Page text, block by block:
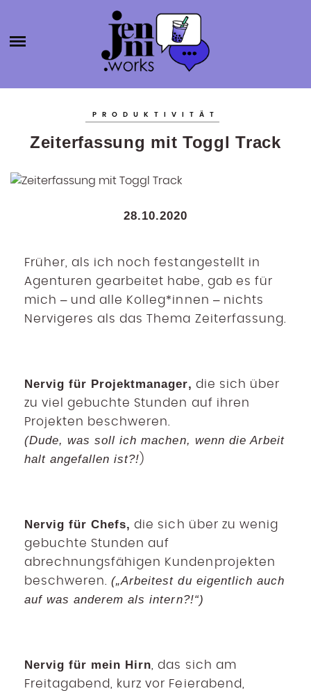
JENNI.W
ORKS
SELBSTSTÄNDIGKEIT
PRODUKTIVITÄT
BLOGROLL
PRODUKTIVITÄT
Zeiterfassung mit Toggl Track
28.10.2020
Früher, als ich noch festangestellt in
Agenturen gearbeitet habe, gab es für
mich – und alle Kolleg*innen – nichts
Nervigeres als das Thema Zeiterfassung.
Nervig für Projektmanager, die sich über
zu viel gebuchte Stunden auf ihren
Projekten beschweren.
(Dude, was soll ich machen, wenn die Arbeit
halt angefallen ist?! )
Nervig für Chefs, die sich über zu wenig
gebuchte Stunden auf
abrechnungsfähigen Kundenprojekten
beschweren.(„Arbeitest du eigentlich auch
auf was anderem als intern?!“)
Nervig für mein Hirn , das sich am
Freitagabend, kurz vor Feierabend,